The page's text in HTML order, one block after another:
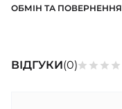
ОБМІН ТА ПОВЕРНЕННЯ
ВІДГУКИ(0)